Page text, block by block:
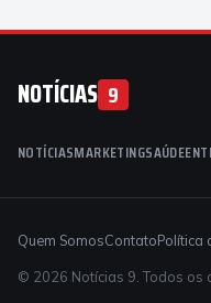
NOTÍCIAS 9
NOTÍCIASMARKETINGSAÚDE
Quem SomosContatoPolítica
© 2026 Notícias 9. Todos os